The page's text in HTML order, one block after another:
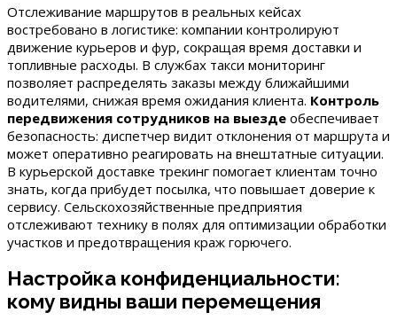
Отслеживание маршрутов в реальных кейсах
востребовано в логистике: компании контролируют
движение курьеров и фур, сокращая время доставки и
топливные расходы. В службах такси мониторинг
позволяет распределять заказы между ближайшими
водителями, снижая время ожидания клиента. Контроль
передвижения сотрудников на выезде обеспечивает
безопасность: диспетчер видит отклонения от маршрута и
может оперативно реагировать на внештатные ситуации.
В курьерской доставке трекинг помогает клиентам точно
знать, когда прибудет посылка, что повышает доверие к
сервису. Сельскохозяйственные предприятия
отслеживают технику в полях для оптимизации обработки
участков и предотвращения краж горючего.
Настройка конфиденциальности:
кому видны ваши перемещения